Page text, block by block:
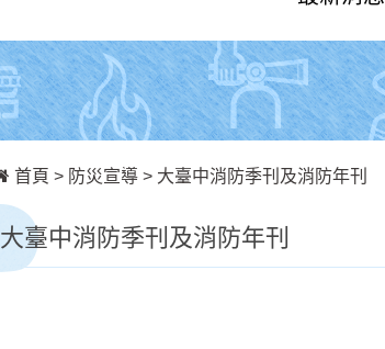
首頁 > 防災宣導 > 大臺中消防季刊及消防年刊
大臺中消防季刊及消防年刊